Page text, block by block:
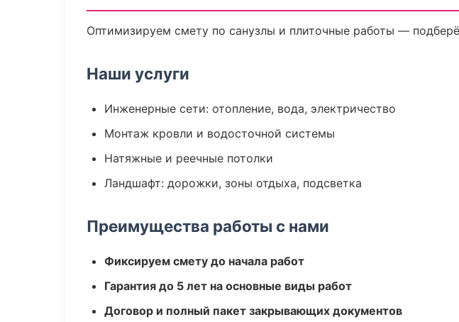
Оптимизируем смету по санузлы и плиточные работы —
Наши услуги
Инженерные сети: отопление, вода, электричество
Монтаж кровли и водосточной системы
Натяжные и реечные потолки
Ландшафт: дорожки, зоны отдыха, подсветка
Преимущества работы с нами
Фиксируем смету до начала работ
Гарантия до 5 лет на основные виды работ
Договор и полный пакет закрывающих документов